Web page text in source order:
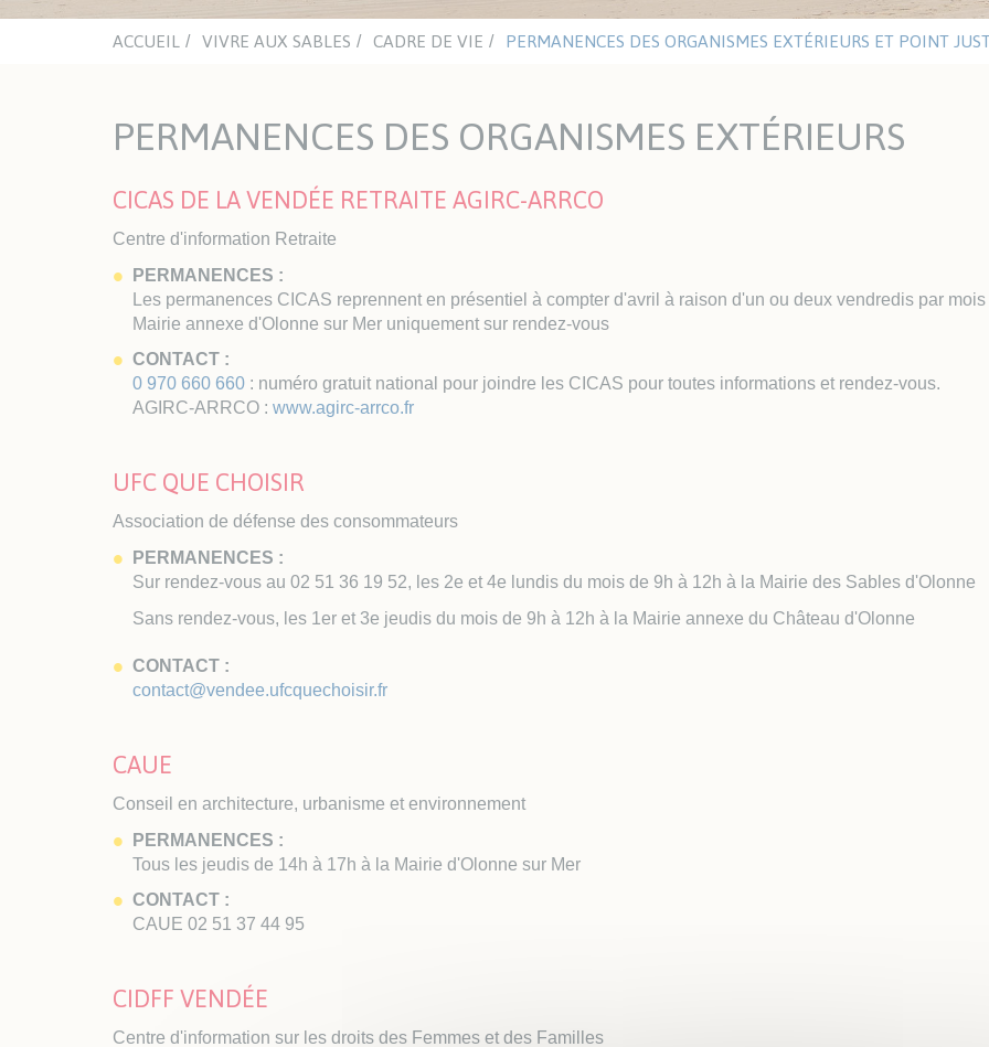
minoritaires
TRAVAUX ET VOIRIE
Espaces Urbains
Les travaux
Urbanisme
Guichet Unique de
l'Urbanisme
Enquêtes publiques
Taxe Locale sur la Publicité
Santé
Résidences Autonomie /
EHPAD
Château
aquatiques
Office du Sport Sablais
Clubs sportifs et nautiques
adapté
ENJOY Les Sables Nautisme
Institut Sports Océan
Vendée Globe 2024-2025
Walk of Fame
LES PLAGES
ACCUEIL VIVRE AUX SABLES CADRE DE VIE PERMANENCES DES ORGANISMES EXTÉRIEURS ET POINT
PERMANENCES DES ORGANISMES EXTÉRIEURS
CICAS DE LA VENDÉE RETRAITE AGIRC-ARRCO
Centre d'information Retraite
PERMANENCES :
Les permanences CICAS reprennent en présentiel à compter d'avril à raison d'un ou deux vendredis par mois
Mairie annexe d'Olonne sur Mer uniquement sur rendez-vous
CONTACT :
0 970 660 660 : numéro gratuit national pour joindre les CICAS pour toutes informations et rendez-vous.
AGIRC-ARRCO : www.agirc-arrco.fr
UFC QUE CHOISIR
Association de défense des consommateurs
PERMANENCES :
Sur rendez-vous au 02 51 36 19 52, les 2e et 4e lundis du mois de 9h à 12h à la Mairie des Sables d'Olonne
Sans rendez-vous, les 1er et 3e jeudis du mois de 9h à 12h à la Mairie annexe du Château d'Olonne
CONTACT :
contact@vendee.ufcquechoisir.fr
CAUE
Conseil en architecture, urbanisme et environnement
PERMANENCES :
Tous les jeudis de 14h à 17h à la Mairie d'Olonne sur Mer
CONTACT :
CAUE 02 51 37 44 95
CIDFF VENDÉE
Centre d'information sur les droits des Femmes et des Familles